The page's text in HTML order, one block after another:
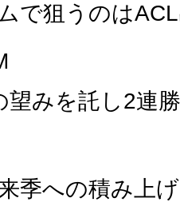
で狙うのは
望みを託し2連
季への積み上げ